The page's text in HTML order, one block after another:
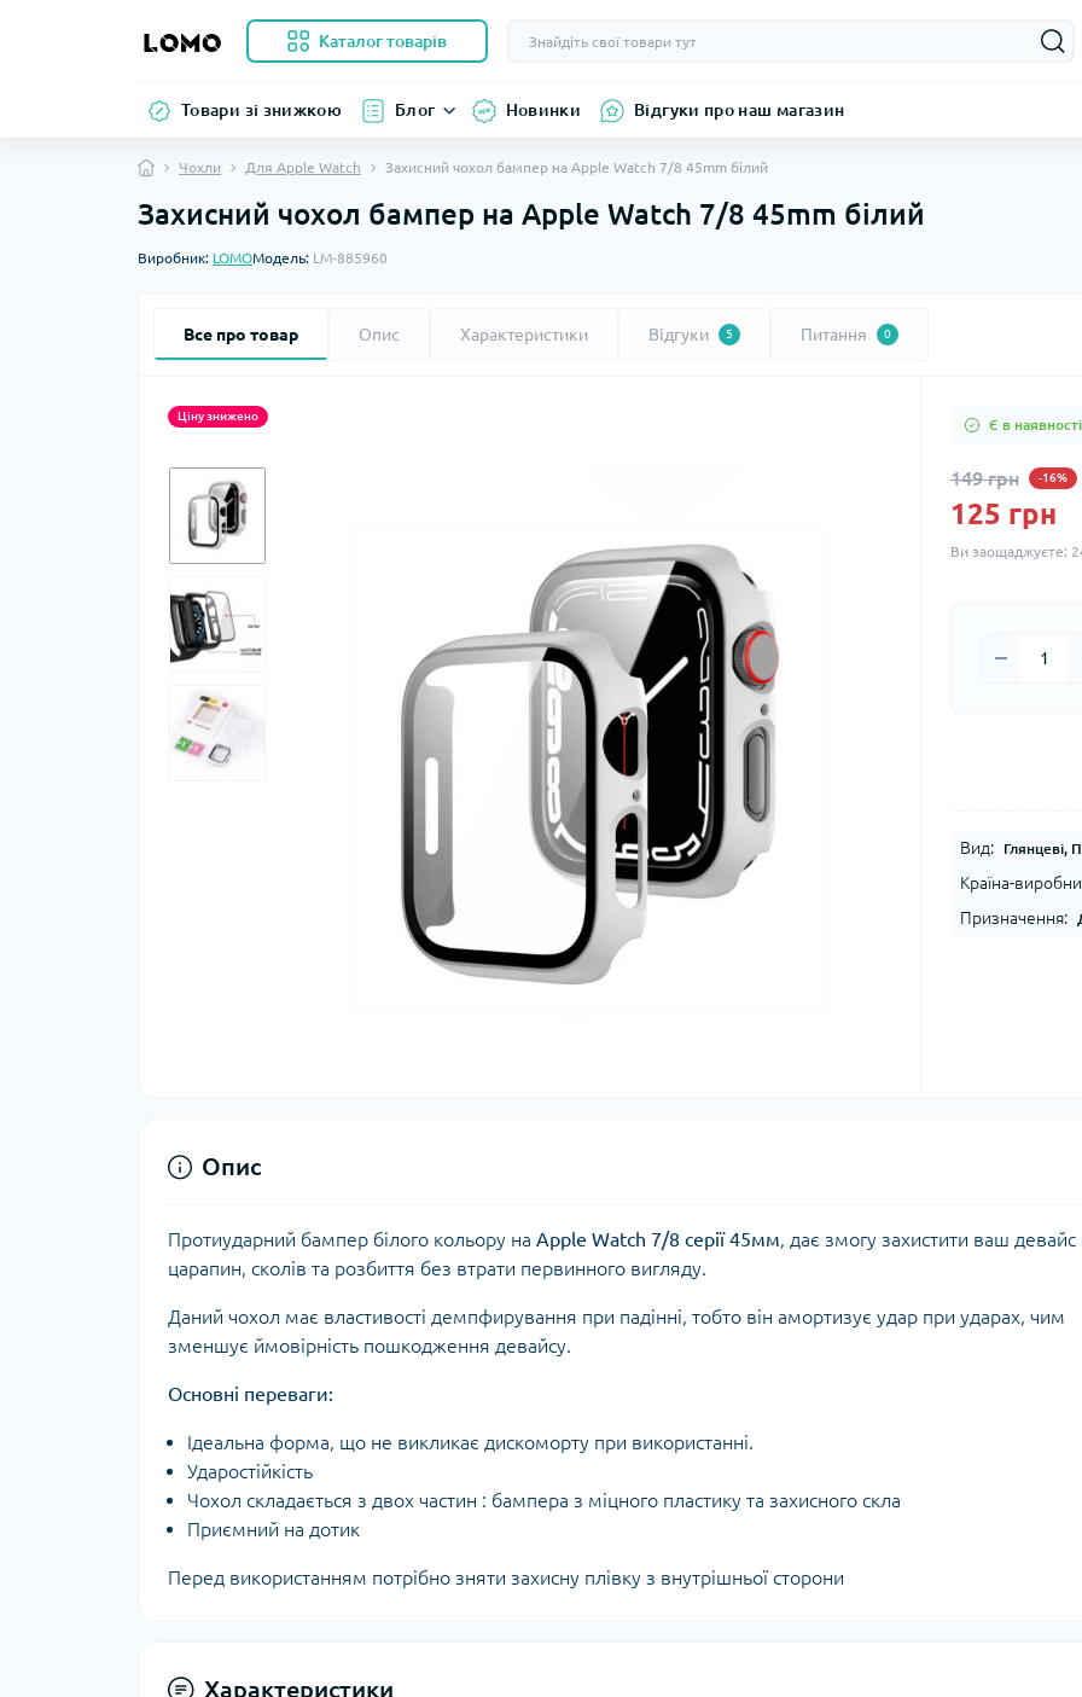
Каталог товарів
Товари зі знижкою Блог Новинки Відгуки про наш магазин
Чохли Для Apple Watch Захисний чохол бампер на Apple Watch 7/8 45mm білий
Захисний чохол бампер на Apple Watch 7/8 45mm білий
Виробник: LOMOМодель: LM-885960
Все про товар Опис Характеристики Відгуки 5 Питання 0
Ціну знижено
Є в наявності
149 грн -16%
125 грн
Ви заощаджуєте:
Вид: Глянцеві,
Країна-
Призначення:
Опис
Протиударний бампер білого кольору на Apple Watch 7/8 серії 45мм, дає змогу захистити ваш девайс
царапин, сколів та розбиття без втрати первинного вигляду.
Даний чохол має властивості демпфирування при падінні, тобто він амортизує удар при ударах, чим
зменшує ймовірність пошкодження девайсу.
Основні переваги:
Ідеальна форма, що не викликає дискоморту при використанні.
Ударостійкість
Чохол складається з двох частин : бампера з міцного пластику та захисного скла
Приємний на дотик
Перед використанням потрібно зняти захисну плівку з внутрішньої сторони
Характеристики